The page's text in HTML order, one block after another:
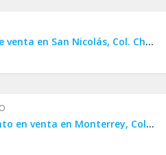
Propiedad de venta en San Nicolás, Col. Chapultepec, con ubicación privilegiada a una calle de Av. Central, una calle y media de Av. Cristina Larralde y a dos calles de Av. Juan Pablo II.
Departamento en venta en Monterrey, Col. Estanza, TORRE ALTANA, con ubicación privilegiada a unos metros de la Carretera Nacional, a 5 min de Campus UANL Mederos, cerca de Pueblo Serena y Plaza Esfera.